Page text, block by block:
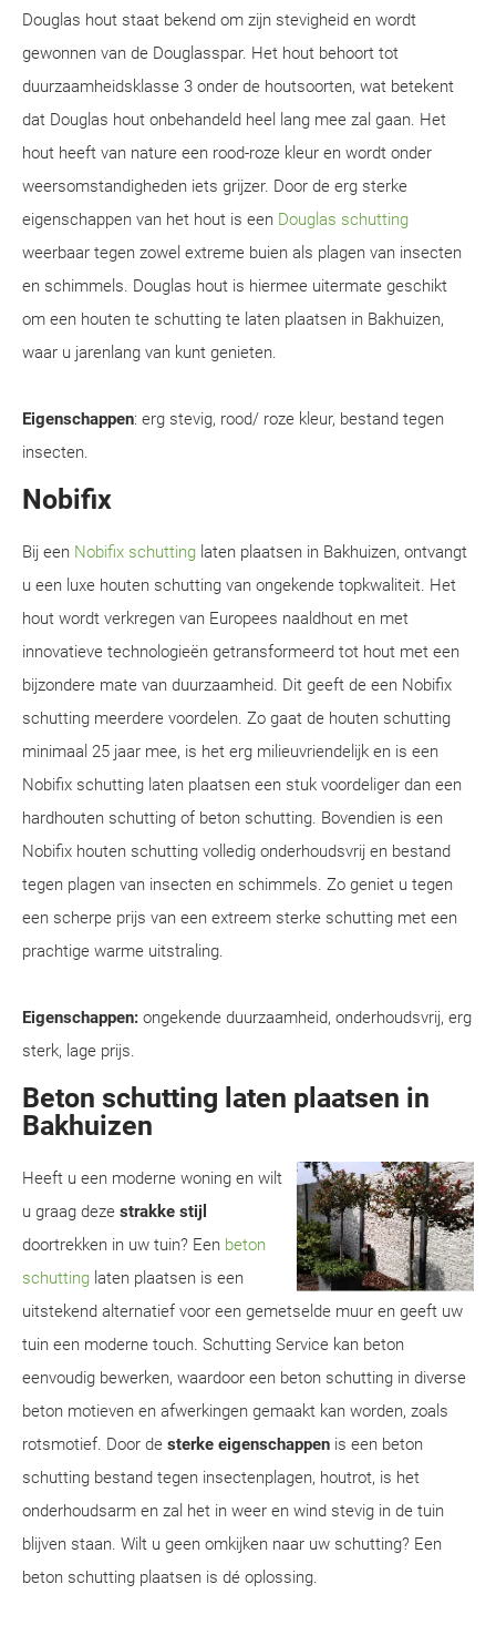
Douglas hout staat bekend om zijn stevigheid en wordt
gewonnen van de Douglasspar. Het hout behoort tot
duurzaamheidsklasse 3 onder de houtsoorten, wat betekent
dat Douglas hout onbehandeld heel lang mee zal gaan. Het
hout heeft van nature een rood-roze kleur en wordt onder
weersomstandigheden iets grijzer. Door de erg sterke
eigenschappen van het hout is een Douglas schutting
weerbaar tegen zowel extreme buien als plagen van insecten
en schimmels. Douglas hout is hiermee uitermate geschikt
om een houten te schutting te laten plaatsen in Bakhuizen,
waar u jarenlang van kunt genieten.
Eigenschappen: erg stevig, rood/ roze kleur, bestand tegen
insecten.
Nobifix
Bij een Nobifix schutting laten plaatsen in Bakhuizen, ontvangt
u een luxe houten schutting van ongekende topkwaliteit. Het
hout wordt verkregen van Europees naaldhout en met
innovatieve technologieën getransformeerd tot hout met een
bijzondere mate van duurzaamheid. Dit geeft de een Nobifix
schutting meerdere voordelen. Zo gaat de houten schutting
minimaal 25 jaar mee, is het erg milieuvriendelijk en is een
Nobifix schutting laten plaatsen een stuk voordeliger dan een
hardhouten schutting of beton schutting. Bovendien is een
Nobifix houten schutting volledig onderhoudsvrij en bestand
tegen plagen van insecten en schimmels. Zo geniet u tegen
een scherpe prijs van een extreem sterke schutting met een
prachtige warme uitstraling.
Eigenschappen: ongekende duurzaamheid, onderhoudsvrij, erg
sterk, lage prijs.
Beton schutting laten plaatsen in
Bakhuizen
Heeft u een moderne woning en wilt
u graag deze strakke stijl
doortrekken in uw tuin? Een beton
schutting laten plaatsen is een
uitstekend alternatief voor een gemetselde muur en geeft uw
tuin een moderne touch. Schutting Service kan beton
eenvoudig bewerken, waardoor een beton schutting in diverse
beton motieven en afwerkingen gemaakt kan worden, zoals
rotsmotief. Door de sterke eigenschappen is een beton
schutting bestand tegen insectenplagen, houtrot, is het
onderhoudsarm en zal het in weer en wind stevig in de tuin
blijven staan. Wilt u geen omkijken naar uw schutting? Een
beton schutting plaatsen is dé oplossing.